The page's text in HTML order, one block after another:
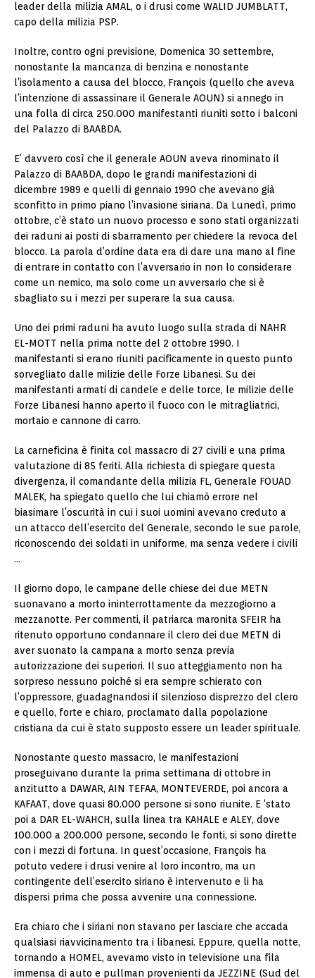
leader della milizia AMAL, o i drusi come WALID JUMBLATT,
capo della milizia PSP.
Inoltre, contro ogni previsione, Domenica 30 settembre,
nonostante la mancanza di benzina e nonostante
l’isolamento a causa del blocco, François (quello che aveva
l’intenzione di assassinare il Generale AOUN) si annego in
una folla di circa 250.000 manifestanti riuniti sotto i balconi
del Palazzo di BAABDA.
E’ davvero così che il generale AOUN aveva rinominato il
Palazzo di BAABDA, dopo le grandi manifestazioni di
dicembre 1989 e quelli di gennaio 1990 che avevano già
sconfitto in primo piano l’invasione siriana. Da Lunedì, primo
ottobre, c’è stato un nuovo processo e sono stati organizzati
dei raduni ai posti di sbarramento per chiedere la revoca del
blocco. La parola d’ordine data era di dare una mano al fine
di entrare in contatto con l’avversario in non lo considerare
come un nemico, ma solo come un avversario che si è
sbagliato su i mezzi per superare la sua causa.
Uno dei primi raduni ha avuto luogo sulla strada di NAHR
EL-MOTT nella prima notte del 2 ottobre 1990. I
manifestanti si erano riuniti pacificamente in questo punto
sorvegliato dalle milizie delle Forze Libanesi. Su dei
manifestanti armati di candele e delle torce, le milizie delle
Forze Libanesi hanno aperto il fuoco con le mitragliatrici,
mortaio e cannone di carro.
La carneficina è finita col massacro di 27 civili e una prima
valutazione di 85 feriti. Alla richiesta di spiegare questa
divergenza, il comandante della milizia FL, Generale FOUAD
MALEK, ha spiegato quello che lui chiamò errore nel
biasimare l’oscurità in cui i suoi uomini avevano creduto a
un attacco dell’esercito del Generale, secondo le sue parole,
riconoscendo dei soldati in uniforme, ma senza vedere i civili
…
Il giorno dopo, le campane delle chiese dei due METN
suonavano a morto ininterrottamente da mezzogiorno a
mezzanotte. Per commenti, il patriarca maronita SFEIR ha
ritenuto opportuno condannare il clero dei due METN di
aver suonato la campana a morto senza previa
autorizzazione dei superiori. Il suo atteggiamento non ha
sorpreso nessuno poiché si era sempre schierato con
l’oppressore, guadagnandosi il silenzioso disprezzo del clero
e quello, forte e chiaro, proclamato dalla popolazione
cristiana da cui è stato supposto essere un leader spirituale.
Nonostante questo massacro, le manifestazioni
proseguivano durante la prima settimana di ottobre in
anzitutto a DAWAR, AIN TEFAA, MONTEVERDE, poi ancora a
KAFAAT, dove quasi 80.000 persone si sono riunite. E ‘stato
poi a DAR EL-WAHCH, sulla linea tra KAHALE e ALEY, dove
100.000 a 200.000 persone, secondo le fonti, si sono dirette
con i mezzi di fortuna. In quest’occasione, François ha
potuto vedere i drusi venire al loro incontro, ma un
contingente dell’esercito siriano è intervenuto e li ha
dispersi prima che possa avvenire una connessione.
Era chiaro che i siriani non stavano per lasciare che accada
qualsiasi riavvicinamento tra i libanesi. Eppure, quella notte,
tornando a HOMEL, avevamo visto in televisione una fila
immensa di auto e pullman provenienti da JEZZINE (Sud del